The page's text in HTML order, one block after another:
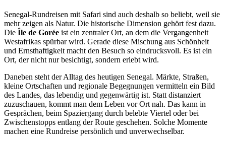
Senegal-Rundreisen mit Safari sind auch deshalb so beliebt, weil sie
mehr zeigen als Natur. Die historische Dimension gehört fest dazu.
Die Île de Gorée ist ein zentraler Ort, an dem die Vergangenheit
Westafrikas spürbar wird. Gerade diese Mischung aus Schönheit
und Ernsthaftigkeit macht den Besuch so eindrucksvoll. Es ist ein
Ort, der nicht nur besichtigt, sondern erlebt wird.
Daneben steht der Alltag des heutigen Senegal. Märkte, Straßen,
kleine Ortschaften und regionale Begegnungen vermitteln ein Bild
des Landes, das lebendig und gegenwärtig ist. Statt distanziert
zuzuschauen, kommt man dem Leben vor Ort nah. Das kann in
Gesprächen, beim Spaziergang durch belebte Viertel oder bei
Zwischenstopps entlang der Route geschehen. Solche Momente
machen eine Rundreise persönlich und unverwechselbar.